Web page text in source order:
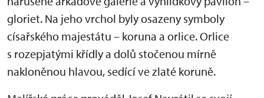
gloriet. Na jeho vrchol byly osazeny symboly
císařského majestátu – koruna a orlice. Orlice
s rozepjatými křídly a dolů stočenou mírně
nakloněnou hlavou, sedící ve zlaté koruně.